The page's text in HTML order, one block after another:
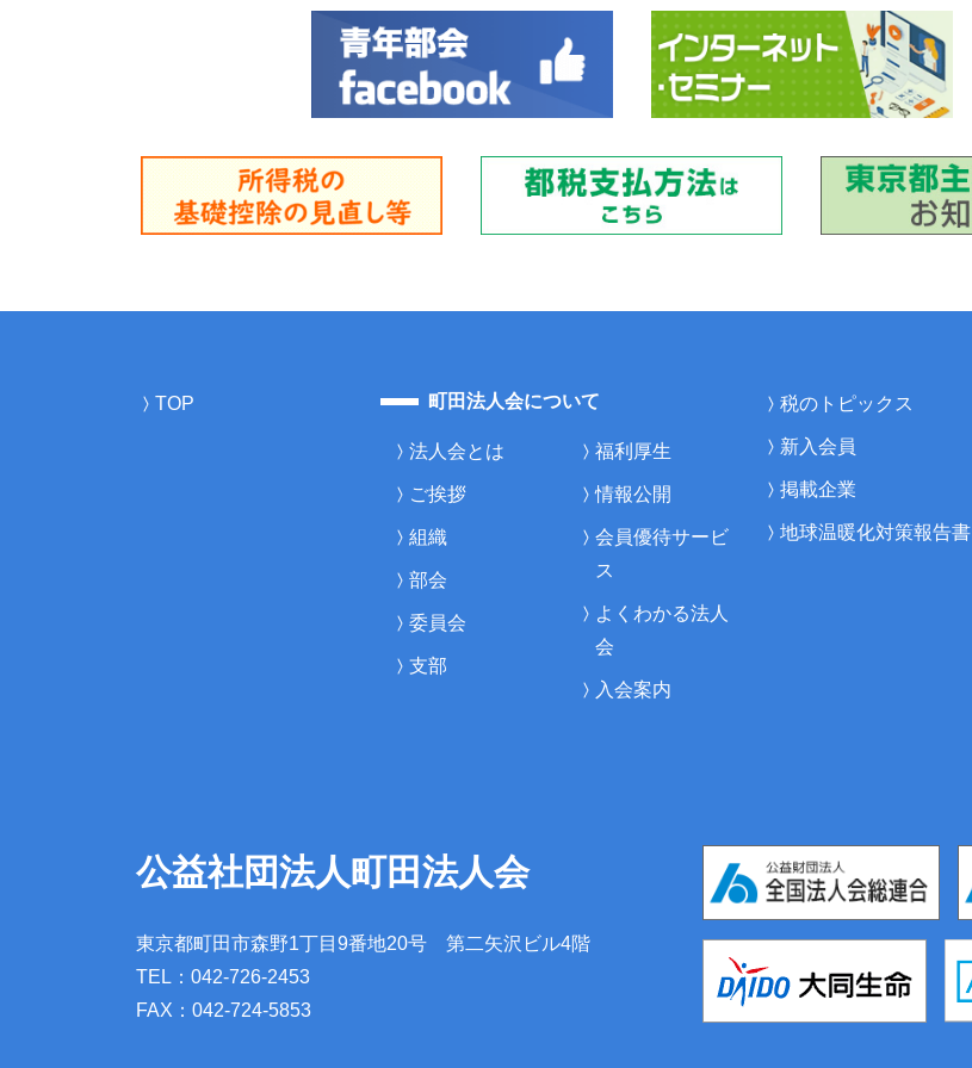
TOP 町田法人会について
法人会とは
ご挨拶
組織
部会
委員会
支部
福利厚生
情報公開
会員優待サービ
ス
よくわかる法人
会
入会案内
税のトピックス
新入会員
掲載企業
地球温暖化対策報告書
公益社団法人町田法人会
東京都町田市森野1丁目9番地20号 第二矢沢ビル4階
TEL：042-726-2453
FAX：042-724-5853